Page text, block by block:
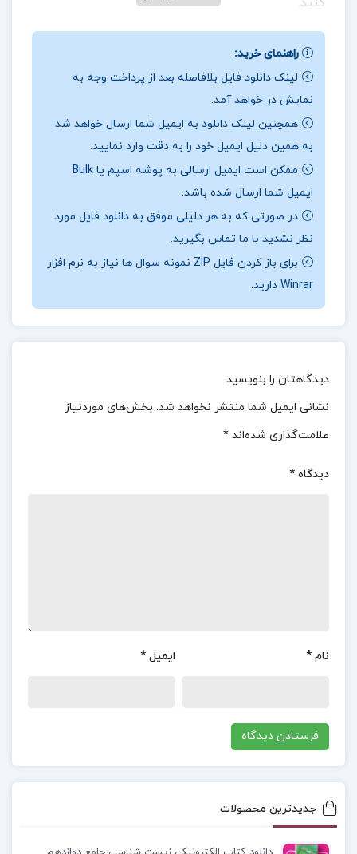
درباره نویسنده کتاب سه تفنگدار ذبیح الله منصوری :
دارتانیان یکی از سه تفنگ‌دار اصلی نیست، بلکه
دوستانش آرتوس، پاراتوس و آرامیس هستند که با
شعار “همه برای یکی، یکی برای همه” زندگی می‌کنند.
این شعار نخستین بار توسط دارتانیان معرفی شد و به
نمادی از اتحاد و وفاداری بین آن‌ها تبدیل شد.
هنرمندی تمام، عناصر ماجراجویی، جاسوسی، توطئه،
قتل، انتقام، عشق، رسوایی و تعلیق را در این کتاب
ترکیب کرده و شخصیت‌های کوچک تاریخی را به
شخصیت‌هایی بزرگتر از زندگی تبدیل کرده است. او با
خلق داستانی پر از هیجان و پیچیدگی، توانسته
خوانندگان و نویسندگان داشته است.
موضوع کتاب سه تفنگدار ذبیح الله منصوری :
کنند، شتاب می کردند در پوشیدن زره و جوشن. و به
به طرف مهمانخانه موسوم به فرانک مونی پر که در
پیشاپیش وی جمعیتی بسیار گرد آمده و لحظه به
معرفی کتاب سه تفنگدار ذبیح الله منصوری :
راهنمای خرید:
لینک دانلود فایل بلافاصله بعد از پرداخت وجه به
نمایش در خواهد آمد.
همچنین لینک دانلود به ایمیل شما ارسال خواهد شد
به همین دلیل ایمیل خود را به دقت وارد نمایید.
ممکن است ایمیل ارسالی به پوشه اسپم یا Bulk
ایمیل شما ارسال شده باشد.
در صورتی که به هر دلیلی موفق به دانلود فایل مورد
نظر نشدید با ما تماس بگیرید.
برای باز کردن فایل ZIP نمونه سوال ها نیاز به نرم افزار
Winrar دارید.
دیدگاهتان را بنویسید
نشانی ایمیل شما منتشر نخواهد شد. بخش‌های موردنیاز
علامت‌گذاری شده‌اند *
دیدگاه *
نام * ایمیل *
جدیدترین محصولات